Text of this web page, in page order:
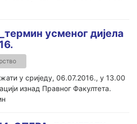
усменог дијела
у сриједу, 06.07.2016., у 13.00
изнад Правног Факултета.